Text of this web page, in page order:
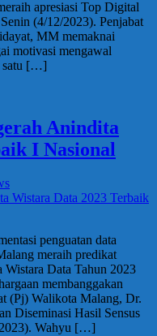
apresiasi Top Digital
(4/12/2023). Penjabat
MM memaknai
motivasi mengawal
satu […]
Anindita
I Nasional
penguatan data
meraih predikat
Data Tahun 2023
membanggakan
(Pj) Walikota Malang, Dr.
Diseminasi Hasil Sensus
2023). Wahyu […]